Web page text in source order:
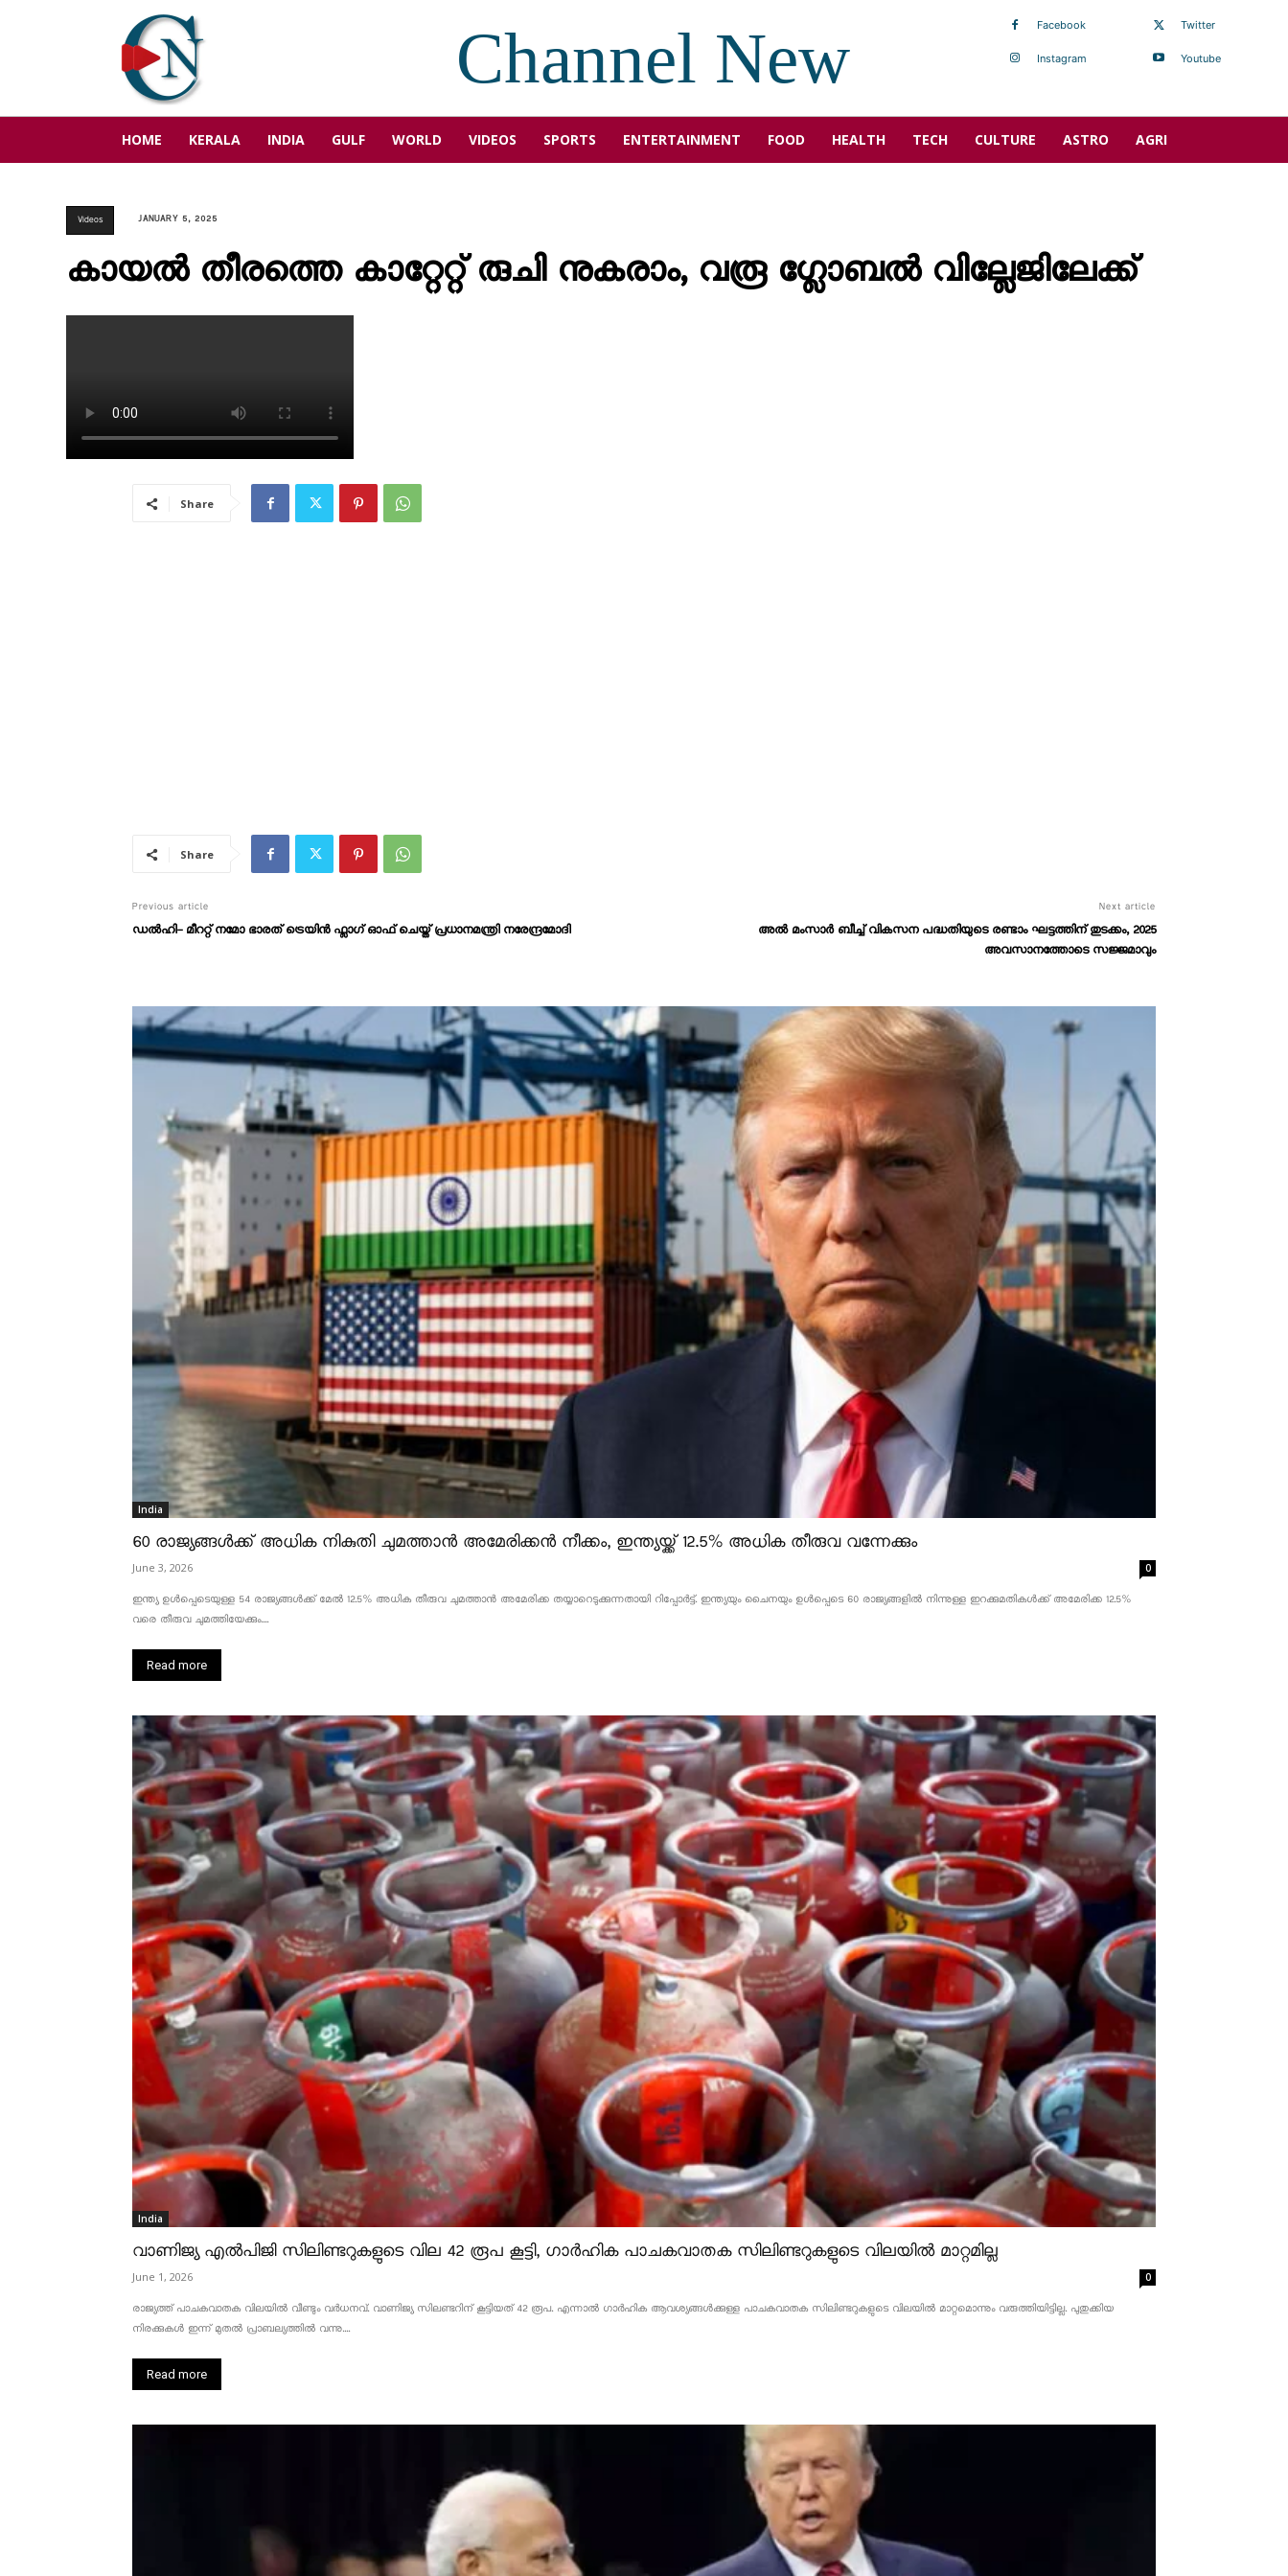
Channel New Facebook
Instagram
Twitter
Youtube
HOME KERALA INDIA GULF WORLD VIDEOS SPORTS ENTERTAINMENT FOOD HEALTH TECH CULTURE ASTRO AGRI
Videos JANUARY 5, 2025
കായൽ തീരത്തെ കാറ്റേറ്റ് രുചി നുകരാം, വരൂ ഗ്ലോബൽ വില്ലേജിലേക്ക്
Share
Share
Previous article
ഡൽഹി- മീററ്റ് നമോ ഭാരത് ട്രെയിൻ ഫ്ലാ​ഗ് ഓഫ് ചെയ്ത് പ്രധാനമന്ത്രി നരേന്ദ്രമോദി
Next article
അൽ മംസാർ ബീച്ച് വികസന പദ്ധതിയുടെ രണ്ടാം ഘട്ടത്തിന് തുടക്കം, 2025
അവസാനത്തോടെ സജ്ജമാവും
India
60 രാജ്യങ്ങൾക്ക് അധിക നികുതി ചുമത്താൻ അമേരിക്കൻ നീക്കം, ഇന്ത്യയ്ക്ക് 12.5% അധിക തീരുവ വന്നേക്കും
June 3, 2026 0
ഇന്ത്യ ഉൾപ്പെടെയുള്ള 54 രാജ്യങ്ങൾക്ക് മേൽ 12.5% അധിക തീരുവ ചുമത്താൻ അമേരിക്ക തയ്യാറെടുക്കുന്നതായി റിപ്പോർട്ട്. ഇന്ത്യയും ചൈനയും ഉൾപ്പെടെ 60 രാജ്യങ്ങളിൽ നിന്നുള്ള ഇറക്കുമതികൾക്ക് അമേരിക്ക 12.5% ​​
വരെ തീരുവ ചുമത്തിയേക്കും....
Read more
India
വാണിജ്യ എൽപിജി സിലിണ്ടറുകളുടെ വില 42 രൂപ കൂട്ടി, ഗാർഹിക പാചകവാതക സിലിണ്ടറുകളുടെ വിലയിൽ മാറ്റമില്ല
June 1, 2026 0
രാജ്യത്ത് പാചകവാതക വിലയിൽ വീണ്ടും വർധനവ്. വാണിജ്യ സിലണ്ടറിന് കൂട്ടിയത് 42 രൂപ. എന്നാൽ ഗാർഹിക ആവശ്യങ്ങൾക്കുള്ള പാചകവാതക സിലിണ്ടറുകളുടെ വിലയിൽ മാറ്റമൊന്നും വരുത്തിയിട്ടില്ല. പുതുക്കിയ
നിരക്കുകൾ ഇന്ന് മുതൽ പ്രാബല്യത്തിൽ വന്നു....
Read more